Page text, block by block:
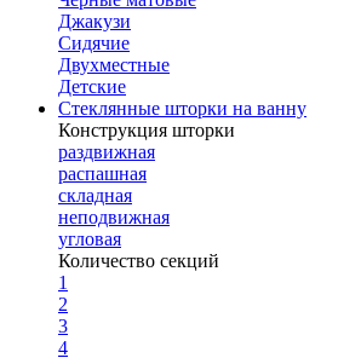
Джакузи
Сидячие
Двухместные
Детские
Стеклянные шторки на ванну
Конструкция шторки
раздвижная
распашная
складная
неподвижная
угловая
Количество секций
1
2
3
4